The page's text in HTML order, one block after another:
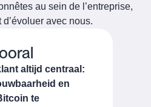
au sein de l’entreprise,
avec nous.
altijd centraal:
en
te